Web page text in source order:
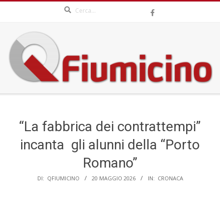
content
QFIUMICINO.COM
“La fabbrica dei contrattempi”
incanta gli alunni della “Porto
Romano”
DI: QFIUMICINO 20 MAGGIO 2026 IN: CRONACA